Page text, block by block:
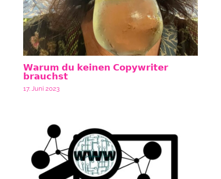
𝗪𝗮𝗿𝘂𝗺 𝗱𝘂 𝗸𝗲𝗶𝗻𝗲𝗻 𝗖𝗼𝗽𝘆𝘄𝗿𝗶𝘁𝗲𝗿
𝗯𝗿𝗮𝘂𝗰𝗵𝘀𝘁
17. Juni 2023